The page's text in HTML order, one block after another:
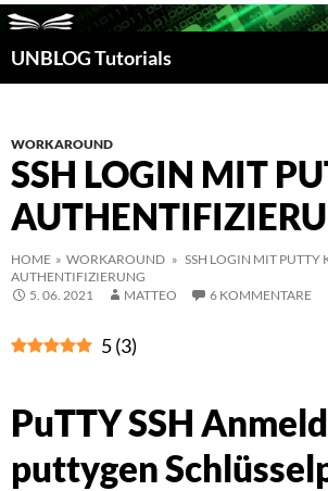
UNBLOG Tutorials
Suchen
WORKAROUND
SSH LOGIN MIT
HOME » WORKAROUND » SSH LOGIN MIT PUTTY
AUTHENTIFIZIERUNG
5. 06. 2021
MATTEO 6 KOMMENTARE
5(3)
PuTTY SSH
puttygen